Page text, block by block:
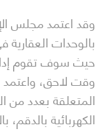
وقد اعتمد مجلس
بالوحدات
حيث سوف تقوم
وقت لاحق،
المتعلقة بعدد من
الكهربائية بالدقم،